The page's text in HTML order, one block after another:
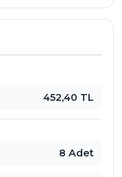
çıkmasını
kafe ve restoran
uzun
452,40 TL
8 Adet